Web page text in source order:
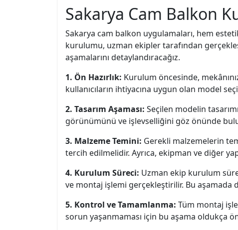
Sakarya Cam Balkon
Sakarya cam balkon uygulamaları, hem
kurulumu, uzman ekipler tarafından
aşamalarını detaylandıracağız.
1. Ön Hazırlık: Kurulum öncesinde,
kullanıcıların ihtiyacına uygun olan model
2. Tasarım Aşaması: Seçilen modelin
görünümünü ve işlevselliğini göz önünde
3. Malzeme Temini: Gerekli malzemelerin
tercih edilmelidir. Ayrıca, ekipman ve diğer
4. Kurulum Süreci: Uzman ekip kurulum
ve montaj işlemi gerçekleştirilir. Bu aşamada
5. Kontrol ve Tamamlanma: Tüm montaj
sorun yaşanmaması için bu aşama oldukça